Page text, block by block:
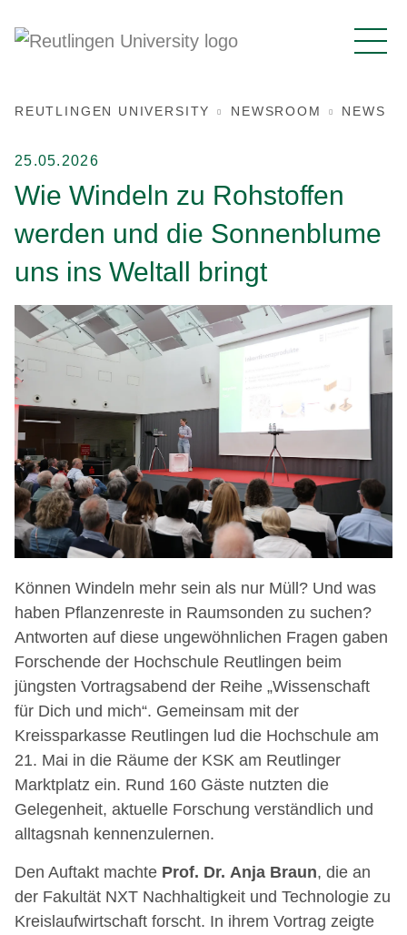
REUTLINGEN UNIVERSITY NEWSROOM NEWS
25.05.2026
Wie Windeln zu Rohstoffen
werden und die Sonnenblume
uns ins Weltall bringt
Können Windeln mehr sein als nur Müll? Und was
haben Pflanzenreste in Raumsonden zu suchen?
Antworten auf diese ungewöhnlichen Fragen gaben
Forschende der Hochschule Reutlingen beim
jüngsten Vortragsabend der Reihe „Wissenschaft
für Dich und mich“. Gemeinsam mit der
Kreissparkasse Reutlingen lud die Hochschule am
21. Mai in die Räume der KSK am Reutlinger
Marktplatz ein. Rund 160 Gäste nutzten die
Gelegenheit, aktuelle Forschung verständlich und
alltagsnah kennenzulernen.
Den Auftakt machte Prof. Dr. Anja Braun, die an
der Fakultät NXT Nachhaltigkeit und Technologie zu
Kreislaufwirtschaft forscht. In ihrem Vortrag zeigte